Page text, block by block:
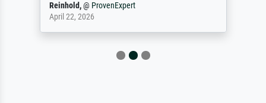
Reinhold,@ ProvenExpert
April 22, 2026